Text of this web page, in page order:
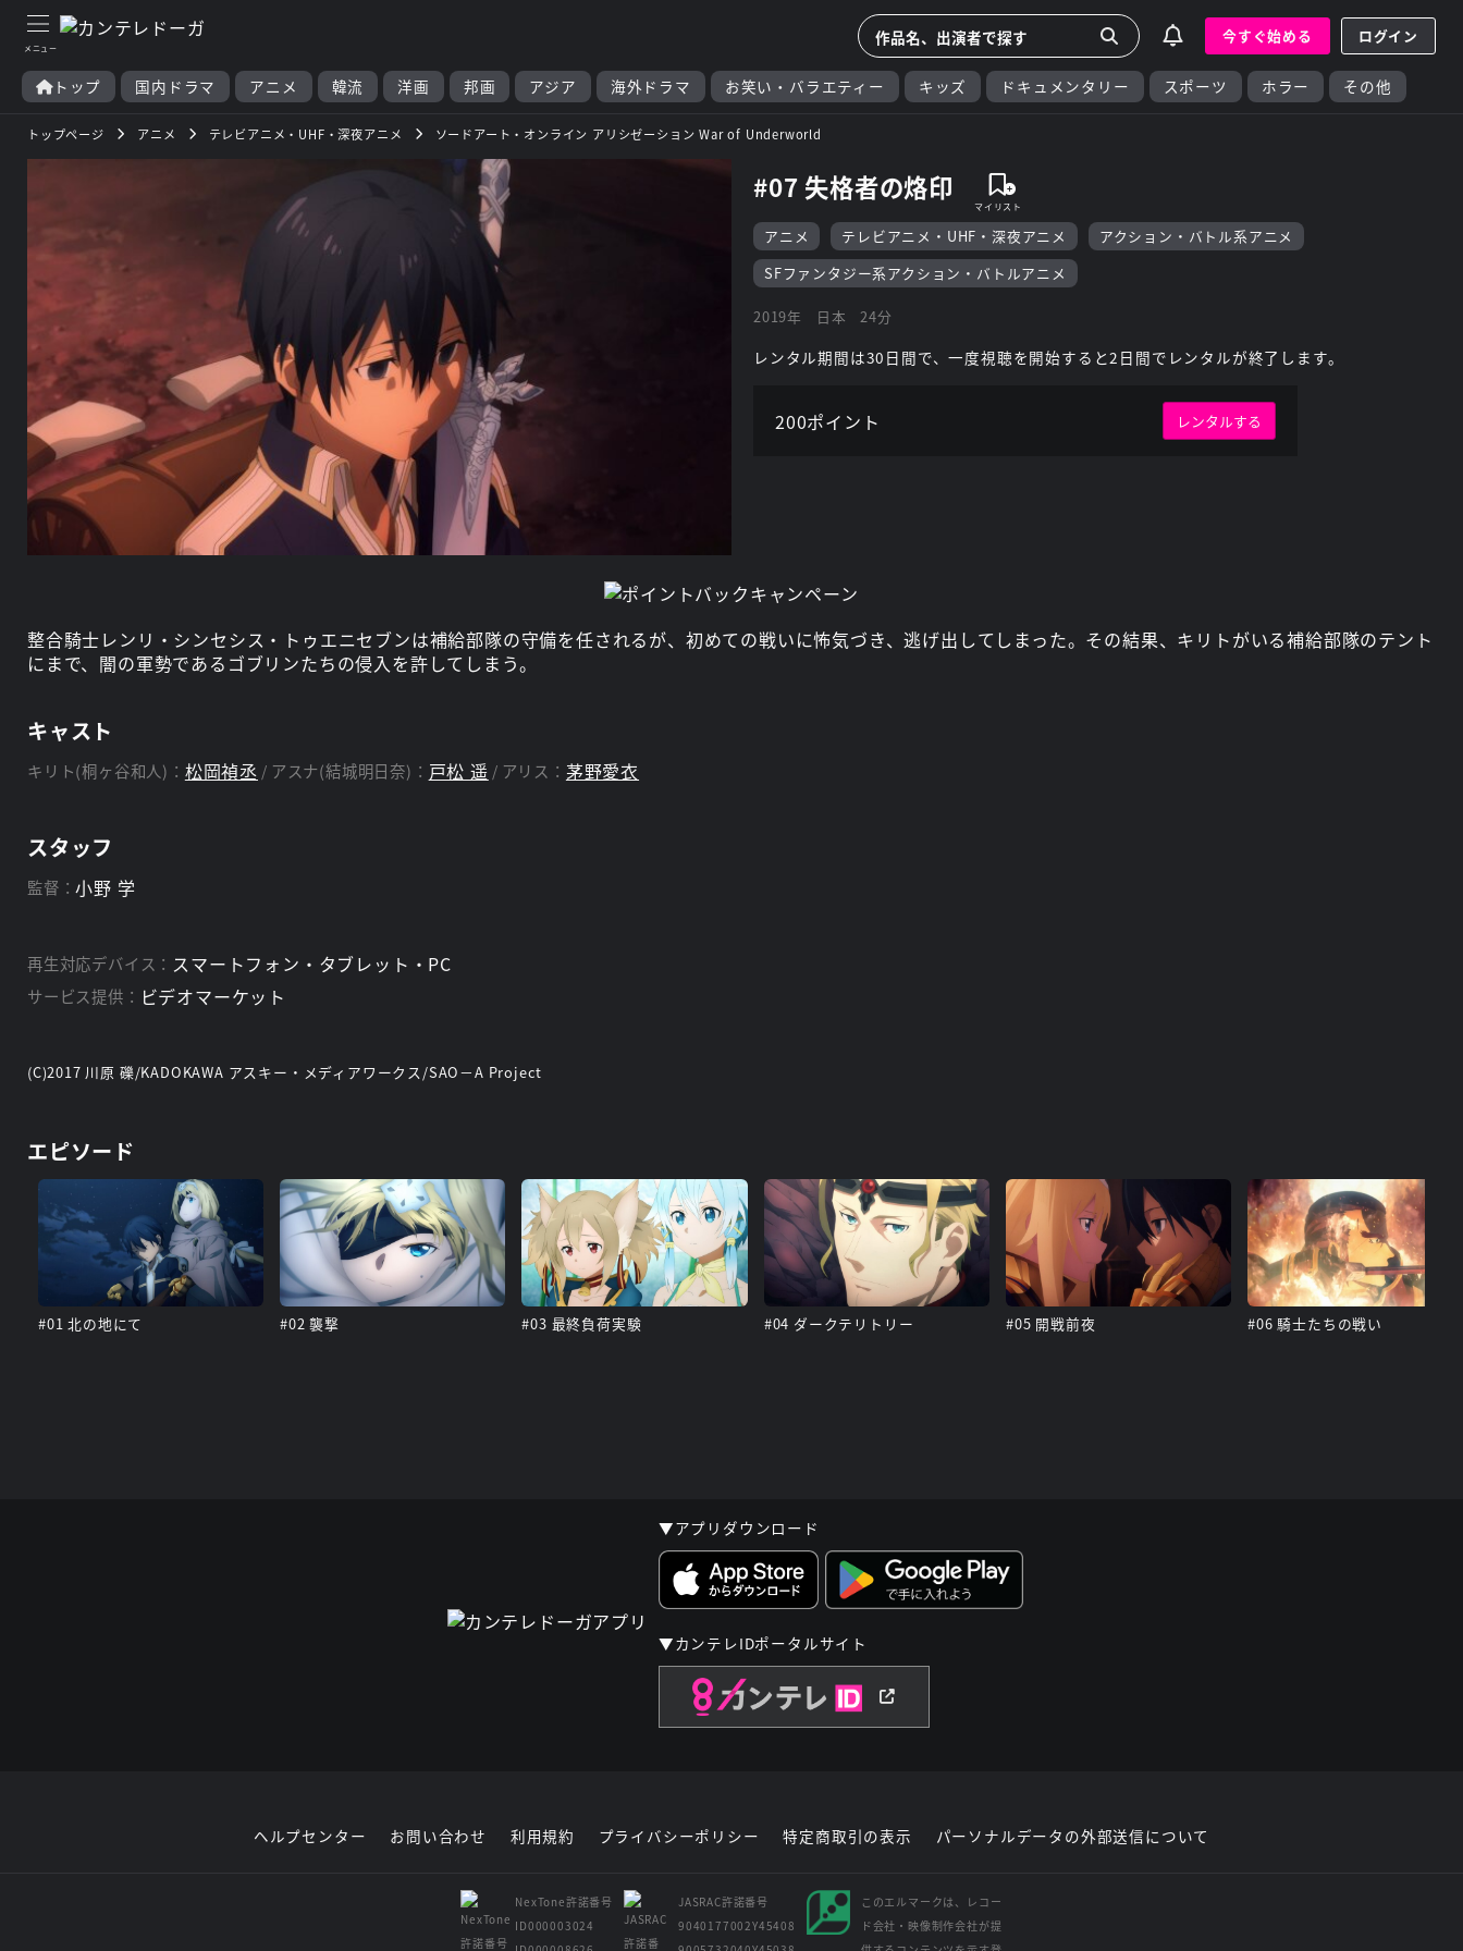
今すぐ始める ログイン
トップ 国内ドラマ アニメ 韓流 洋画 邦画 アジア 海外ドラマ お笑い・バラエティー キッズ ドキュメンタリー スポーツ ホラー その他
トップページ アニメ テレビアニメ・UHF・深夜アニメ ソードアート・オンライン アリシゼーション War of Underworld
#07 失格者の烙印
アニメ テレビアニメ・UHF・深夜アニメ
アクション・バトル系アニメ
SFファンタジー系アクション・バトルアニメ
2019年 日本 24分
レンタル期間は30日間で、一度視聴を開始すると2日間でレンタルが終了します。
200ポイント レンタルする
整合騎士レンリ・シンセシス・トゥエニセブンは補給部隊の守備を任されるが、初めての戦いに怖気づき、逃げ出してしまった。その結果、キリトがいる補給部隊のテント
にまで、闇の軍勢であるゴブリンたちの侵入を許してしまう。
キャスト
キリト(桐ヶ谷和人)： 松岡禎丞 アスナ(結城明日奈)： 戸松 遥 アリス： 茅野愛衣
スタッフ
監督：小野 学
再生対応デバイス： スマートフォン・タブレット・PC
サービス提供： ビデオマーケット
(C)2017 川原 礫/KADOKAWA アスキー・メディアワークス/SAO－A Project
エピソード
#01 北の地にて #02 襲撃 #03 最終負荷実験 #04 ダークテリトリー #05 開戦前夜 #06 騎士たちの戦い
▼アプリダウンロード
▼カンテレIDポータルサイト
ヘルプセンター お問い合わせ 利用規約 プライバシーポリシー 特定商取引の表示 パーソナルデータの外部送信について
NexTone許諾番号
ID000003024
JASRAC許諾番号
9040177002Y45408
このエルマークは、レコー
ド会社・映像制作会社が提